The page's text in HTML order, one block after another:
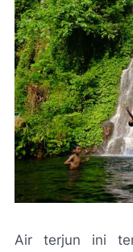
Air terjun ini